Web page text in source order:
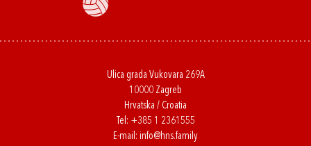
Ulica grada Vukovara 269A
10000 Zagreb
Hrvatska / Croatia
Tel: +385 1 2361555
E-mail: info@hns.family